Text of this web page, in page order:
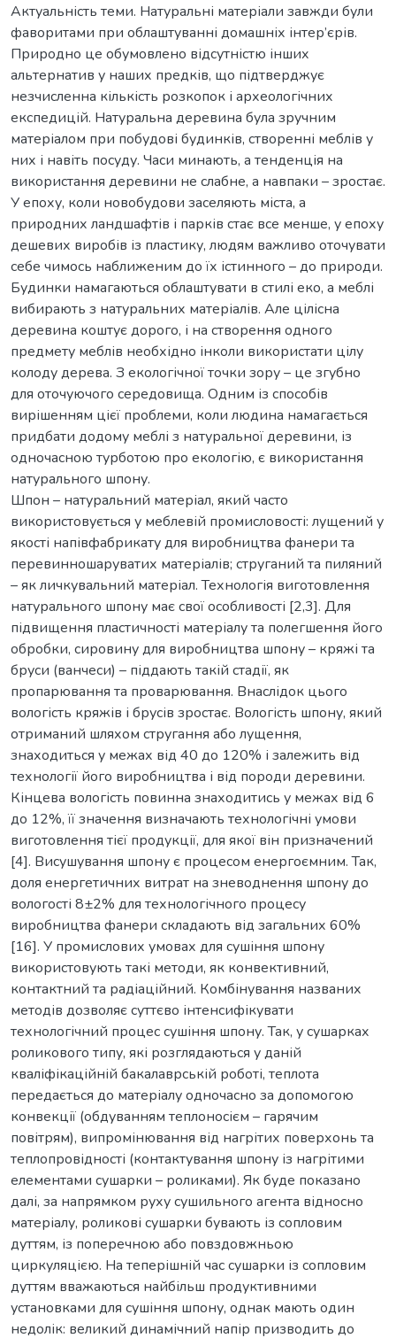
Актуальність теми. Натуральні матеріали завжди були
фаворитами при облаштуванні домашніх інтер’єрів.
Природно це обумовлено відсутністю інших
альтернатив у наших предків, що підтверджує
незчисленна кількість розкопок і археологічних
експедицій. Натуральна деревина була зручним
матеріалом при побудові будинків, створенні меблів у
них і навіть посуду. Часи минають, а тенденція на
використання деревини не слабне, а навпаки – зростає.
У епоху, коли новобудови заселяють міста, а
природних ландшафтів і парків стає все менше, у епоху
дешевих виробів із пластику, людям важливо оточувати
себе чимось наближеним до їх істинного – до природи.
Будинки намагаються облаштувати в стилі еко, а меблі
вибирають з натуральних матеріалів. Але цілісна
деревина коштує дорого, і на створення одного
предмету меблів необхідно інколи використати цілу
колоду дерева. З екологічної точки зору – це згубно
для оточуючого середовища. Одним із способів
вирішенням цієї проблеми, коли людина намагається
придбати додому меблі з натуральної деревини, із
одночасною турботою про екологію, є використання
натурального шпону.
Шпон – натуральний матеріал, який часто
використовується у меблевій промисловості: лущений у
якості напівфабрикату для виробництва фанери та
перевинношаруватих матеріалів; струганий та пиляний
– як личкувальний матеріал. Технологія виготовлення
натурального шпону має свої особливості [2,3]. Для
підвищення пластичності матеріалу та полегшення його
обробки, сировину для виробництва шпону – кряжі та
бруси (ванчеси) – піддають такій стадії, як
пропарювання та проварювання. Внаслідок цього
вологість кряжів і брусів зростає. Вологість шпону, який
отриманий шляхом стругання або лущення,
знаходиться у межах від 40 до 120% і залежить від
технології його виробництва і від породи деревини.
Кінцева вологість повинна знаходитись у межах від 6
до 12%, її значення визначають технологічні умови
виготовлення тієї продукції, для якої він призначений
[4]. Висушування шпону є процесом енергоємним. Так,
доля енергетичних витрат на зневоднення шпону до
вологості 8±2% для технологічного процесу
виробництва фанери складають від загальних 60%
[16]. У промислових умовах для сушіння шпону
використовують такі методи, як конвективний,
контактний та радіаційний. Комбінування названих
методів дозволяє суттєво інтенсифікувати
технологічний процес сушіння шпону. Так, у сушарках
роликового типу, які розглядаються у даній
кваліфікаційній бакалаврській роботі, теплота
передається до матеріалу одночасно за допомогою
конвекції (обдуванням теплоносієм – гарячим
повітрям), випромінювання від нагрітих поверхонь та
теплопровідності (контактування шпону із нагрітими
елементами сушарки – роликами). Як буде показано
далі, за напрямком руху сушильного агента відносно
матеріалу, роликові сушарки бувають із сопловим
дуттям, із поперечною або повздовжньою
циркуляцією. На теперішній час сушарки із сопловим
дуттям вважаються найбільш продуктивними
установками для сушіння шпону, однак мають один
недолік: великий динамічний напір призводить до